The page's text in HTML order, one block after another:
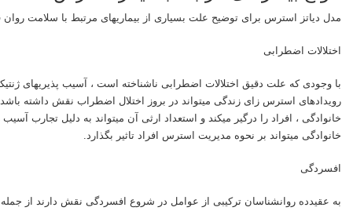
مدل دیاتز استرس برای توضیح علت بسیاری از بیماریهای مرتبط با سلامت
اختلالات اضطرابی
با وجودی که علت دقیق اختلالات اضطرابی ناشناخته است ، آسیب پذیریهای
رویدادهای استرس زای زندگی میتواند در بروز اختلال اضطراب نقش داشته
خانوادگی ، افراد را درگیر میکند و استعداد ارثی آن میتواند به دلیل تجارب
خانوادگی میتواند بر نحوه مدیریت استرس افراد تاثیر بگذارد.
افسردگی
به عقیدده روانشناسان ترکیبی از عوامل در شروع افسردگی نقش دارند از جمله